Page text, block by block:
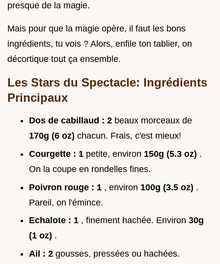
presque de la magie.
Mais pour que la magie opère, il faut les bons
ingrédients, tu vois ? Alors, enfile ton tablier, on
décortique tout ça ensemble.
Les Stars du Spectacle: Ingrédients
Principaux
Dos de cabillaud : 2 beaux morceaux de
170g (6 oz) chacun. Frais, c'est mieux!
Courgette : 1 petite, environ 150g (5.3 oz) .
On la coupe en rondelles fines.
Poivron rouge : 1 , environ 100g (3.5 oz) .
Pareil, on l'émince.
Echalote : 1 , finement hachée. Environ 30g
(1 oz) .
Ail : 2 gousses, pressées ou hachées.